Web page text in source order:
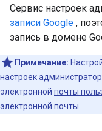
Сервис настроек
записи Google ,
запись в домене
Примечание:
настроек
электронной почты
электронной почты.